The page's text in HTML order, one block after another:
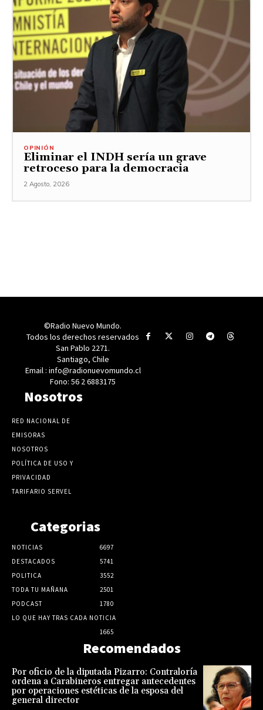
OPINIÓN
Eliminar el INDH sería un grave
retroceso para la democracia
2 Agosto, 2026
©Radio Nuevo Mundo.
Todos los derechos reservados
San Pablo 2271.
Santiago, Chile
Email : info@radionuevomundo.cl
Fono: 56 2 6883175
Nosotros
RED NACIONAL DE
EMISORAS
NOSOTROS
POLÍTICA DE USO Y
PRIVACIDAD
TARIFARIO SERVEL
Categorias
NOTICIAS
6697
DESTACADOS
5741
POLITICA
3552
TODA TU MAÑANA
2501
PODCAST
1780
LO QUE HAY TRAS CADA NOTICIA
1665
Recomendados
Por oficio de la diputada Pizarro: Contraloría
ordena a Carabineros entregar antecedentes
por operaciones estéticas de la esposa del
general director